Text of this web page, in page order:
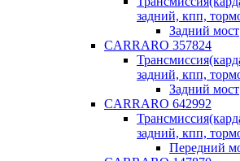
задний, кпп,
Задний мост
CARRARO 357824
задний, кпп,
Задний мост
CARRARO 642992
задний, кпп,
Передний